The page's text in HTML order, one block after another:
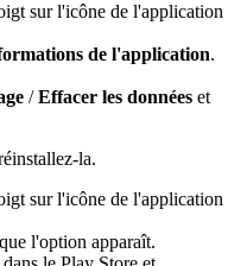
sur l'icône de l'application
de l'application.
/Effacer les données et
la.
sur l'icône de l'application
l'option apparaît.